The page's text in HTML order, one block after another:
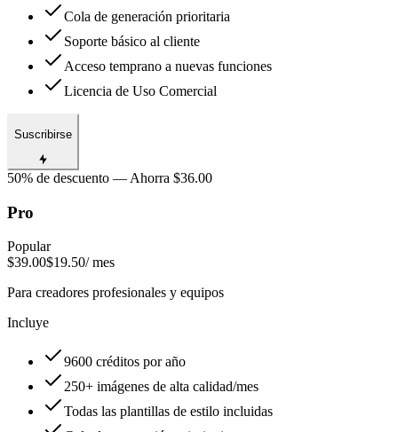
Cola de generación prioritaria
Soporte básico al cliente
Acceso temprano a nuevas funciones
Licencia de Uso Comercial
Suscribirse
50% de descuento — Ahorra $36.00
Pro
Popular
$39.00$19.50/ mes
Para creadores profesionales y equipos
Incluye
9600 créditos por año
250+ imágenes de alta calidad/mes
Todas las plantillas de estilo incluidas